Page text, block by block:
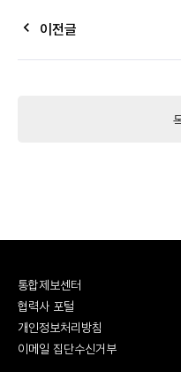
keyboard_arrow_left 이전글
통합제보센터
협력사 포털
개인정보처리방침
이메일 집단수신거부